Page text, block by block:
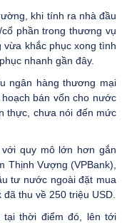
khi tính ra nhà đầu
phần trong thương vụ
khắc phục xong tình
nhanh gần đây.
ngân hàng thương mại
bán vốn cho nước
thực, chưa nói đến mức
quy mô lớn hơn gắn
Thịnh Vượng (VPBank),
tư nước ngoài đặt mua
thu về 250 triệu USD.
tại thời điểm đó, lên tới